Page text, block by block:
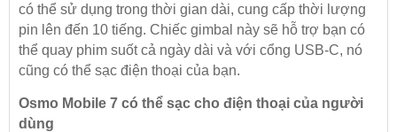
có thể sử dụng trong thời gian dài, cung cấp thời lượng
pin lên đến 10 tiếng. Chiếc gimbal này sẽ hỗ trợ bạn có
thể quay phim suốt cả ngày dài và với cổng USB-C, nó
cũng có thể sạc điện thoại của bạn.
Osmo Mobile 7 có thể sạc cho điện thoại của người
dùng